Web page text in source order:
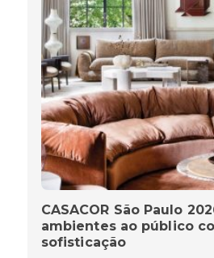
CASACOR São Paulo
ambientes ao público
sofisticação